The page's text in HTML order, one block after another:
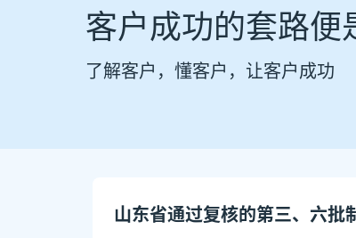
客户成功的套路便
了解客户，懂客户，让客户成功
山东省通过复核的第三、六批